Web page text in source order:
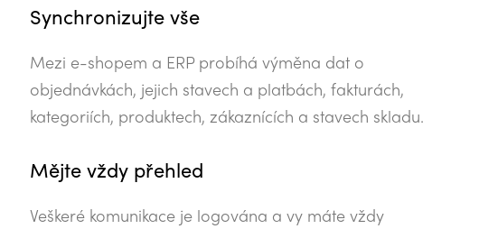
Synchronizujte vše
Mezi e-shopem a ERP probíhá výměna dat o
objednávkách, jejich stavech a platbách, fakturách,
kategoriích, produktech, zákaznících a stavech skladu.
Mějte vždy přehled
Veškeré komunikace je logována a vy máte vždy